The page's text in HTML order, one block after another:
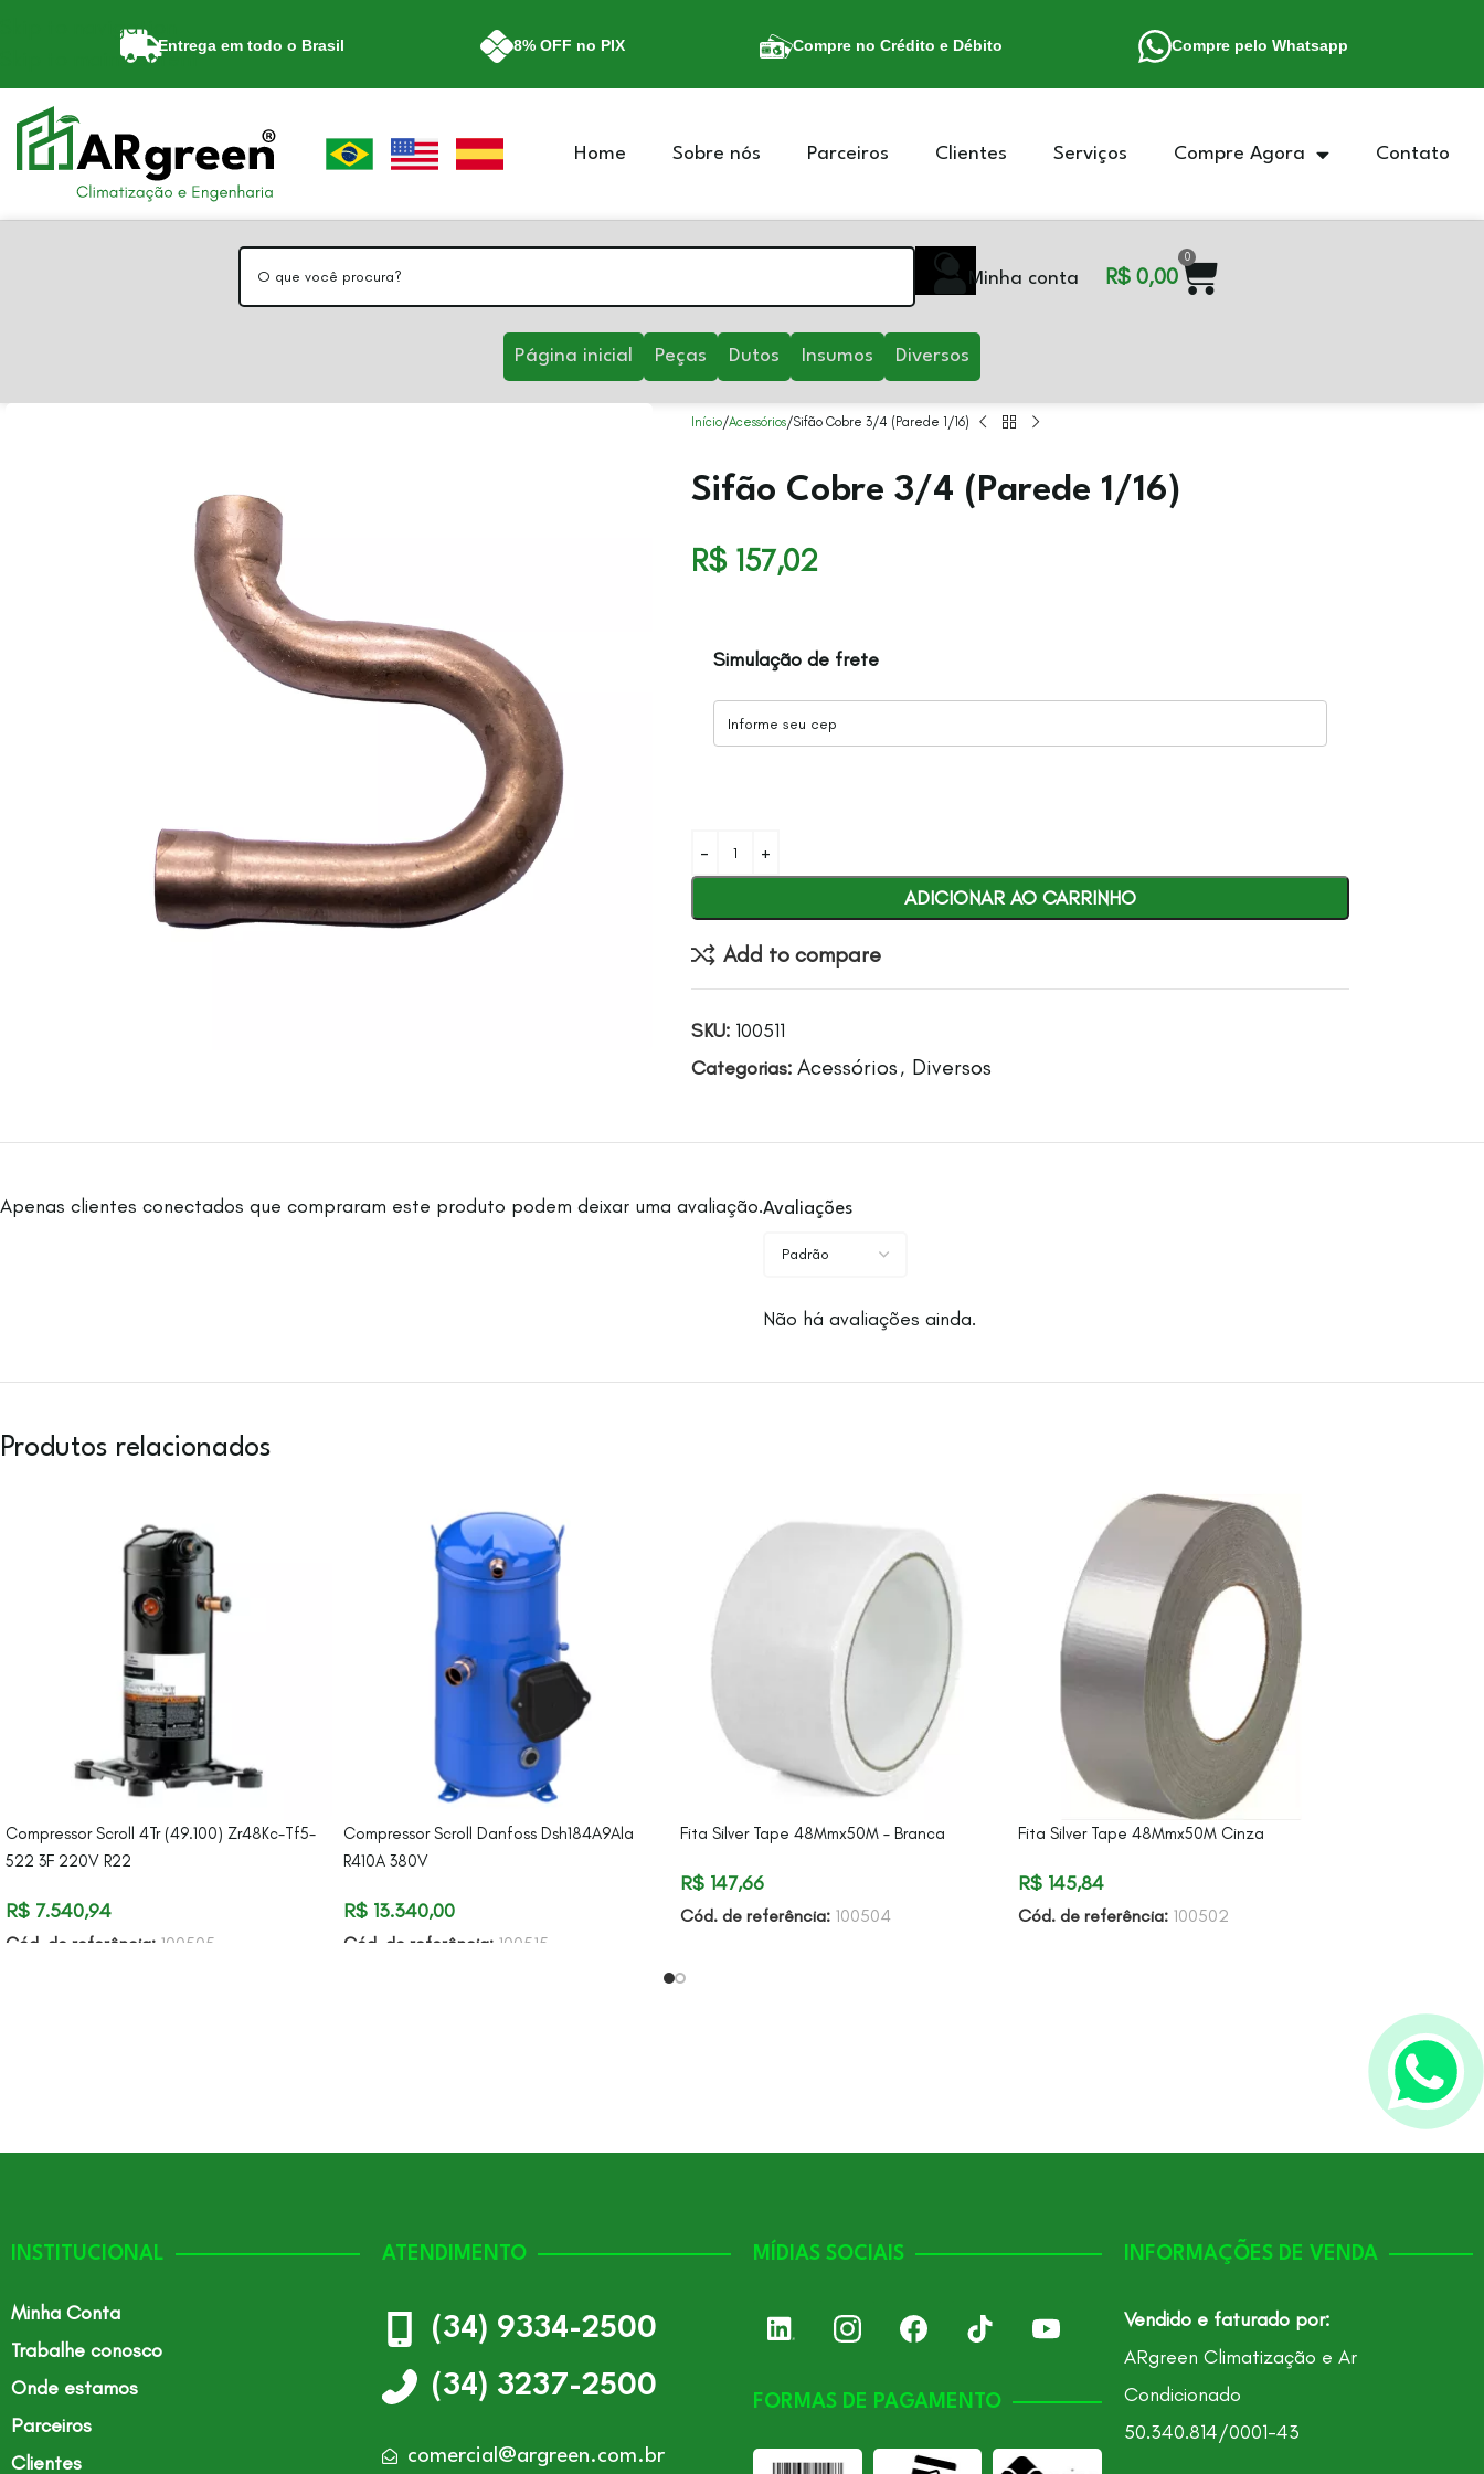
Skip to navigation
Skip to main content
Entrega em todo o Brasil 8% OFF no PIX Compre no Crédito e Débito Compre pelo Whatsapp
Home Sobre nós Parceiros Clientes Serviços Compre Agora Contato
Minha conta R$ 0,00
0
Página inicial Peças Dutos Insumos Diversos
Início Acessórios Sifão Cobre 3/4 (Parede 1/16)
Sifão Cobre 3/4 (Parede 1/16)
R$157,02
Simulação de frete
ADICIONAR AO CARRINHO
Add to compare
SKU: 100511
Categorias: Acessórios, Diversos
Avaliações
Não há avaliações ainda.
Apenas clientes conectados que compraram este produto podem deixar uma avaliação.
Produtos relacionados
Compressor Scroll 4Tr (49.100) Zr48Kc-Tf5-
522 3F 220V R22
R$ 7.540,94
Cód. de referência: 100505
Compressor Scroll Danfoss Dsh184A9Ala
R410A 380V
R$13.340,00
Cód. de referência: 100515
Fita Silver Tape 48Mmx50M – Branca
R$ 147,66
Cód. de referência: 100504
Fita Silver Tape 48Mmx50M Cinza
R$145,84
Cód. de referência: 100502
INSTITUCIONAL
Minha Conta
Trabalhe conosco
Onde estamos
Parceiros
Clientes
ATENDIMENTO
(34) 9334-2500
(34) 3237-2500
comercial@argreen.com.br
MÍDIAS SOCIAIS
FORMAS DE PAGAMENTO
INFORMAÇÕES DE VENDA
Vendido e faturado por:
ARgreen Climatização e Ar
Condicionado
50.340.814/0001-43